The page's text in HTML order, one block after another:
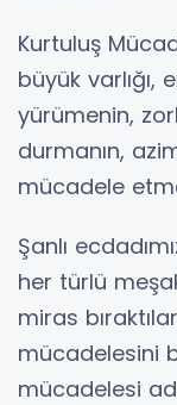
Kurtuluş
büyük varlığı,
yürümenin,
durmanın,
mücadele
Şanlı
her türlü
miras
mücadelesini
mücadelesi